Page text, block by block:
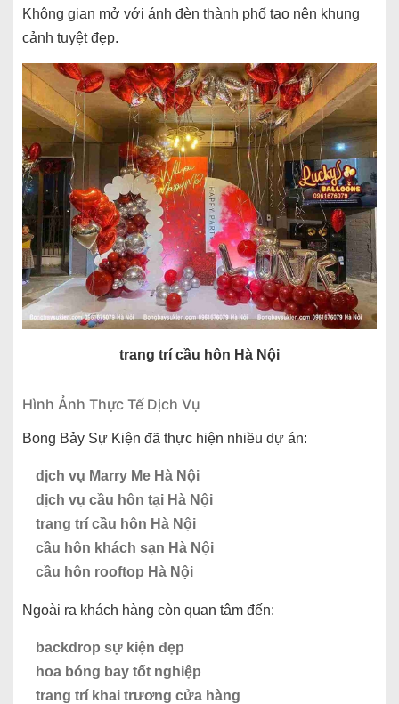
Không gian mở với ánh đèn thành phố tạo nên khung
cảnh tuyệt đẹp.
trang trí cầu hôn Hà Nội
Hình Ảnh Thực Tế Dịch Vụ
Bong Bảy Sự Kiện đã thực hiện nhiều dự án:
dịch vụ Marry Me Hà Nội
dịch vụ cầu hôn tại Hà Nội
trang trí cầu hôn Hà Nội
cầu hôn khách sạn Hà Nội
cầu hôn rooftop Hà Nội
Ngoài ra khách hàng còn quan tâm đến:
backdrop sự kiện đẹp
hoa bóng bay tốt nghiệp
trang trí khai trương cửa hàng